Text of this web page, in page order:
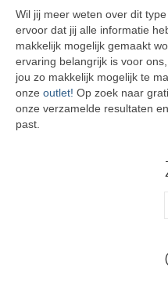
Wil jij meer weten over dit
ervoor dat jij alle informatie
makkelijk mogelijk gemaakt
ervaring belangrijk is voor
jou zo makkelijk mogelijk te
onze outlet! Op zoek naar
onze verzamelde resultaten
past.